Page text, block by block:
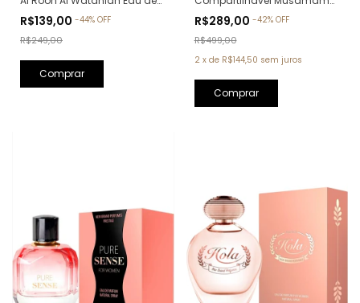
R$139,00 -44% OFF
R$249,00
Parfum - 100ml
R$289,00 -42% OFF
R$499,00
2 x de R$144,50 sem juros